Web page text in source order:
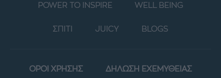
POWER TO INSPIRE WELL BEING
ΣΠΙΤΙ JUICY BLOGS
ΟΡΟΙ ΧΡΗΣΗΣ ΔΗΛΩΣΗ ΕΧΕΜΥΘΕΙΑΣ